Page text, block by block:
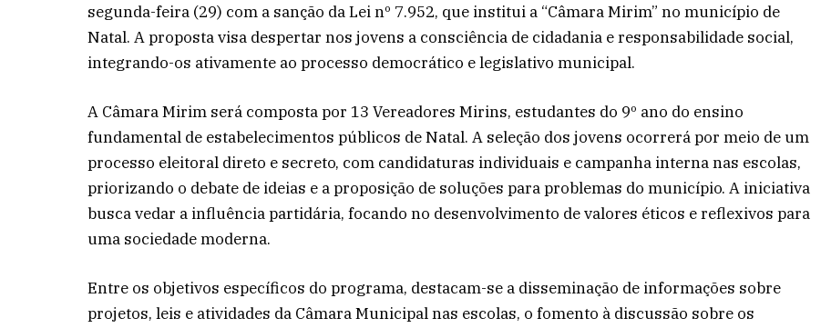
segunda-feira (29) com a sanção da Lei nº 7.952, que institui a “Câmara Mirim” no município de
Natal. A proposta visa despertar nos jovens a consciência de cidadania e responsabilidade social,
integrando-os ativamente ao processo democrático e legislativo municipal.
A Câmara Mirim será composta por 13 Vereadores Mirins, estudantes do 9º ano do ensino
fundamental de estabelecimentos públicos de Natal. A seleção dos jovens ocorrerá por meio de um
processo eleitoral direto e secreto, com candidaturas individuais e campanha interna nas escolas,
priorizando o debate de ideias e a proposição de soluções para problemas do município. A iniciativa
busca vedar a influência partidária, focando no desenvolvimento de valores éticos e reflexivos para
uma sociedade moderna.
Entre os objetivos específicos do programa, destacam-se a disseminação de informações sobre
projetos, leis e atividades da Câmara Municipal nas escolas, o fomento à discussão sobre os